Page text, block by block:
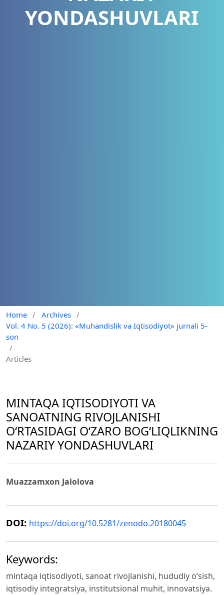
YONDASHUVLARI
Home / Archives /
Vol. 4 No. 5 (2026): «Muhandislik va Iqtisodiyot» jurnali 5-
son
/
Articles
MINTAQA IQTISODIYOTI VA
SANOATNING RIVOJLANISHI
O‘RTASIDAGI O‘ZARO BOG‘LIQLIKNING
NAZARIY YONDASHUVLARI
Muazzamxon Jalolova
DOI: https://doi.org/10.5281/zenodo.20180045
Keywords:
mintaqa iqtisodiyoti, sanoat rivojlanishi, hududiy oʻsish,
iqtisodiy integratsiya, institutsional muhit, innovatsiya.